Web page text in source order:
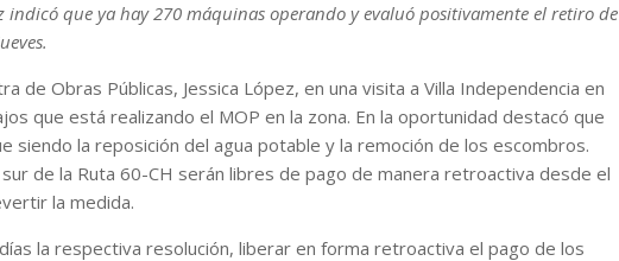
indicó que ya hay 270 máquinas operando y evaluó positivamente el retiro de
de Obras Públicas, Jessica López, en una visita a Villa Independencia en
que está realizando el MOP en la zona. En la oportunidad destacó que
la reposición del agua potable y la remoción de los escombros.
de la Ruta 60-CH serán libres de pago de manera retroactiva desde el
la medida.
la respectiva resolución, liberar en forma retroactiva el pago de los